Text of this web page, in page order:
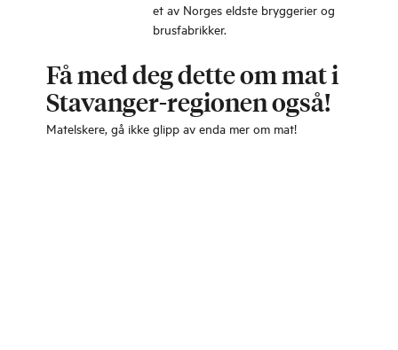
et av Norges eldste bryggerier og
brusfabrikker.
Få med deg dette om mat i
Stavanger-regionen også!
Matelskere, gå ikke glipp av enda mer om mat!